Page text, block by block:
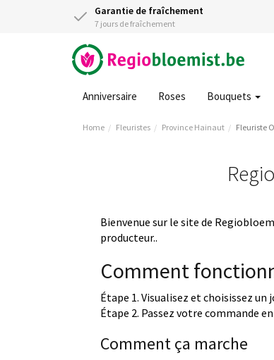
Garantie de fraîchement
7 jours de fraîchement
Anniversaire Roses Bouquets
Home Fleuristes Province Hainaut Fleuriste
Bienvenue sur le site de
producteur..
Comment
Étape 1. Visualisez et choisissez
Étape 2. Passez votre commande
Comment ça marche